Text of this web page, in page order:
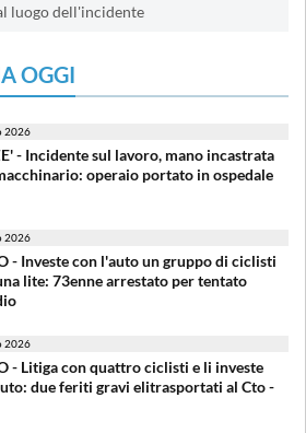
luogo dell'incidente
OGGI
2026
- Incidente sul lavoro, mano incastrata
operaio portato in ospedale
2026
- Investe con l'auto un gruppo di ciclisti
lite: 73enne arrestato per tentato
2026
- Litiga con quattro ciclisti e li investe
due feriti gravi elitrasportati al Cto -